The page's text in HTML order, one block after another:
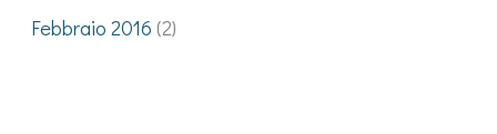
Febbraio 2016 (2)